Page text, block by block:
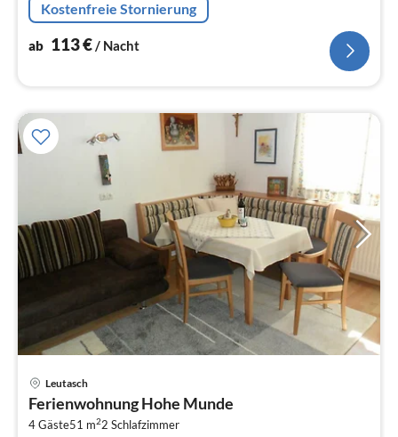
SAT-TV, vollständige Küche mit 4-Pla...
Kostenfreie Stornierung
ab 113€/ Nacht
Leutasch
Ferienwohnung Hohe Munde
4 Gäste51 m22 Schlafzimmer